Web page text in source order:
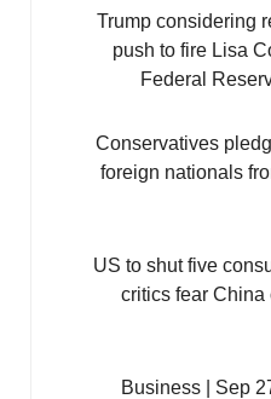
Trump considering
push to fire Lisa
Federal
Conservatives
foreign nationals
US to shut five
critics fear China
Business | Sep